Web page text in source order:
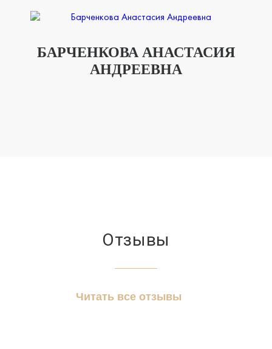
БАРЧЕНКОВА АНАСТАСИЯ
АНДРЕЕВНА
Отзывы
Читать все отзывы